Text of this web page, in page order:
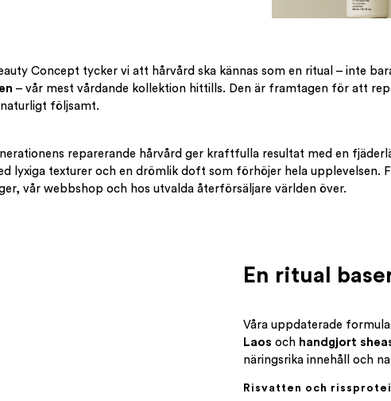
Concept tycker vi att hårvård ska kännas som en ritual – inte
– vår mest vårdande kollektion hittills. Den är framtagen för att
följsamt.
reparerande hårvård ger kraftfulla resultat med en
lyxiga texturer och en drömlik doft som förhöjer hela upplevelsen.
vår webbshop och hos utvalda återförsäljare världen över.
En ritual
Våra uppdaterade
Laos ochhandgjort
näringsrika innehåll och
Risvatten och